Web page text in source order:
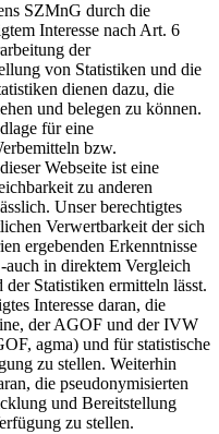
SZMnG durch die
Interesse nach Art. 6
der
von Statistiken und die
dienen dazu, die
und belegen zu können.
für eine
bzw.
Webseite ist eine
zu anderen
Unser berechtigtes
Verwertbarkeit der sich
ergebenden Erkenntnisse
auch in direktem Vergleich
Statistiken ermitteln lässt.
Interesse daran, die
der AGOF und der IVW
agma) und für statistische
zu stellen. Weiterhin
die pseudonymisierten
und Bereitstellung
zu stellen.